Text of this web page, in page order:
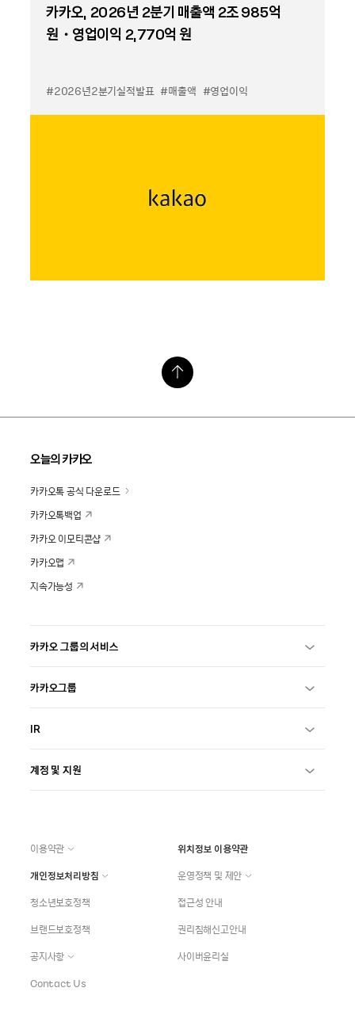
카카오, 2026년 2분기 매출액 2조 985억
원・영업이익 2,770억 원
#2026년2분기실적발표 #매출액 #영업이익
오늘의 카카오
카카오톡 공식 다운로드
카카오톡백업
카카오 이모티콘샵
카카오맵
지속가능성
카카오 그룹의 서비스
카카오그룹
IR
계정 및 지원
이용약관
위치정보 이용약관
개인정보처리방침
운영정책 및 제안
청소년보호정책
접근성 안내
브랜드보호정책
권리침해신고안내
공지사항
사이버윤리실
Contact Us